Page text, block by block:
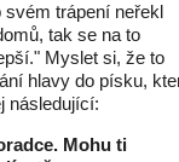
svém trápení neřekl
tak se na to
Myslet si, že to
hlavy do písku,
následující:
Mohu ti